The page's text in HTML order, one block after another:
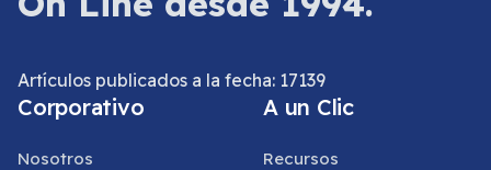
Artículos publicados a la fecha: 17139
Corporativo
Nosotros
A un Clic
Recursos